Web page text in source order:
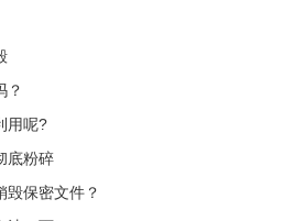
？
用呢?
底粉碎
毁保密文件？